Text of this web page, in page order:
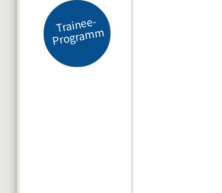
Tr
ai
n
e
e-
Pr
o
gr
a
m
m